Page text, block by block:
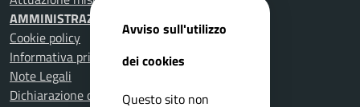
AMMINISTRAZIONE TRASPARENTE
Cookie policy
Informativa privacy
Note Legali
Dichiarazione di accessibilità
Avviso sull'utilizzo
dei cookies
Questo sito non